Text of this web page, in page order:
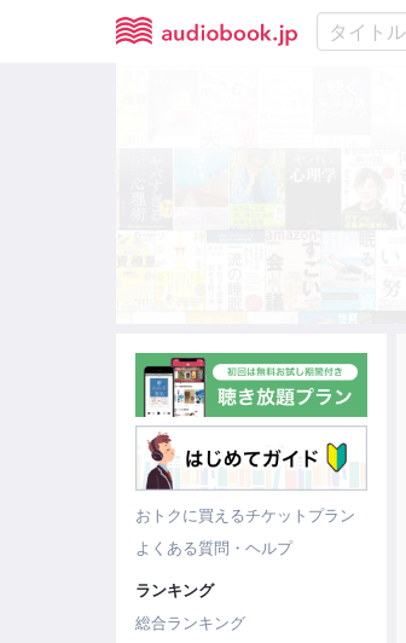
おトクに買えるチケットプラン
よくある質問・ヘルプ
ランキング
総合ランキング